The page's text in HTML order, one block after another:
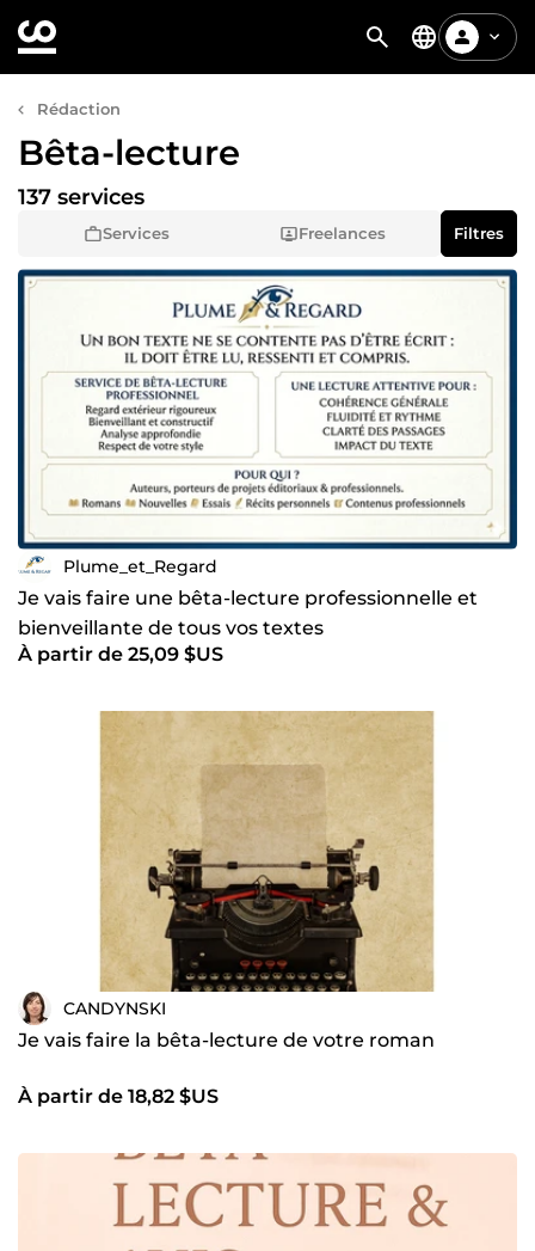
Rédaction
Bêta-lecture
Services Freelances
137 services
Filtres
Plume_et_Regard
Je vais faire une bêta-lecture professionnelle et
bienveillante de tous vos textes
À partir de 25,09 $US
CANDYNSKI
Je vais faire la bêta-lecture de votre roman
À partir de 18,82 $US